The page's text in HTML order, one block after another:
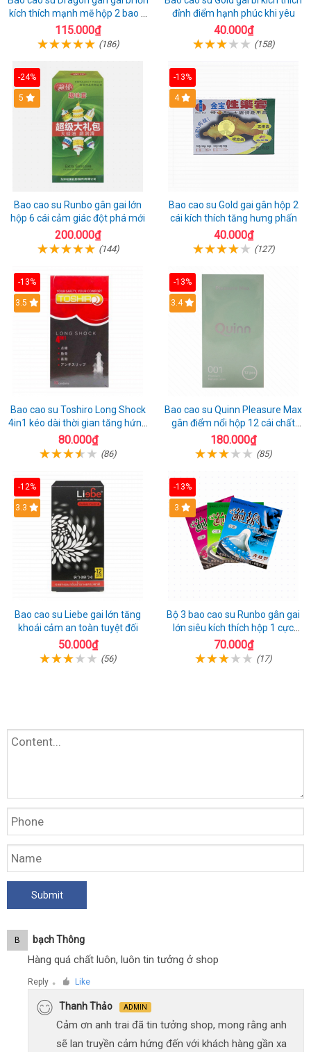
kích thích mạnh mẽ hộp 2 bao +
1 riêng
115.000₫
(186)
đỉnh điểm hạnh phúc khi yêu
40.000₫
(158)
-24%
Hot
5
Bao cao su Runbo gân gai lớn
hộp 6 cái cảm giác đột phá mới
200.000₫
(144)
-13%
Hot
4
Bao cao su Gold gai gân hộp 2
cái kích thích tăng hưng phấn
40.000₫
(127)
-13%
3.5
Bao cao su Toshiro Long Shock
4in1 kéo dài thời gian tăng hứng
thú hộp 10
80.000₫
(86)
-13%
3.4
Bao cao su Quinn Pleasure Max
gân điểm nổi hộp 12 cái chất
lượng
180.000₫
(85)
-12%
3.3
Bao cao su Liebe gai lớn tăng
khoái cảm an toàn tuyệt đối
50.000₫
(56)
-13%
3
Bộ 3 bao cao su Runbo gân gai
lớn siêu kích thích hộp 1 cực
chất
70.000₫
(17)
B Bạch Thông
Hàng quá chất luôn, luôn tin tưởng ở shop
Reply ● Like
Thanh Thảo ADMIN
Cảm ơn anh trai đã tin tưởng shop, mong rằng anh
sẽ lan truyền cảm hứng đến với khách hàng gần xa